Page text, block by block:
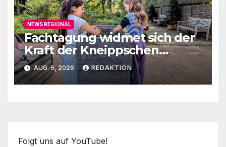
NEWS REGIONAL
Fachtagung widmet sich der
Kraft der Kneippschen
Elemente
AUG. 6, 2026 REDAKTION
Folgt uns auf YouTube!